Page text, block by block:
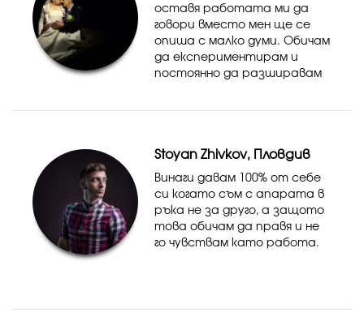
оставя работата ми да
говори вместо мен ще се
опиша с малко думи. Обичам
да експериментирам и
постоянно да разширавам
като микс от репортаж...
Stoyan Zhivkov, Пловдив
Винаги давам 100% от себе
си когато съм с апарата в
ръка не за друго, а защото
това обичам да правя и не
го чувствам като работа.